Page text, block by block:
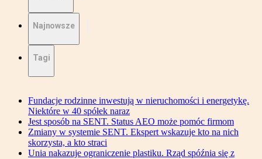
Najnowsze
Tagi
Fundacje rodzinne inwestują w nieruchomości i energetykę.
Niektóre w 40 spółek naraz
Jest sposób na SENT. Status AEO może pomóc firmom
Zmiany w systemie SENT. Ekspert wskazuje kto na nich
skorzysta, a kto straci
Unia nakazuje ograniczenie plastiku. Rząd spóźnia się z